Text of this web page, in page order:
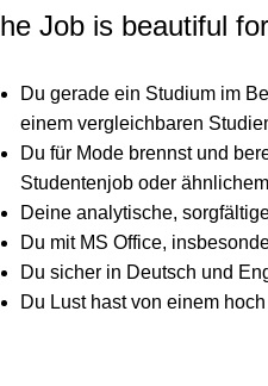
Job is beautiful
Du gerade ein Studium im
einem vergleichbaren
Du für Mode brennst und
Studentenjob oder ähnlichem
Deine analytische,
Du mit MS Office,
Du sicher in Deutsch und
Du Lust hast von einem